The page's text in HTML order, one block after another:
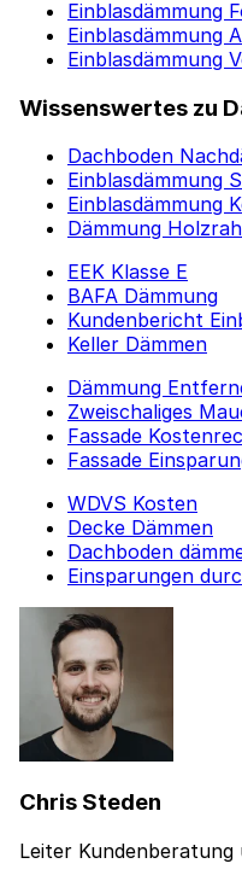
Einblasdämmung
Einblasdämmung
Einblasdämmung
Wissenswertes zu
Dachboden
Einblasdämmung
Einblasdämmung
Dämmung
EEK Klasse E
BAFA Dämmung
Kundenbericht
Keller Dämmen
Dämmung
Zweischaliges
Fassade
Fassade
WDVS Kosten
Decke Dämmen
Dachboden
Einsparungen
Chris Steden
Leiter Kundenberatung